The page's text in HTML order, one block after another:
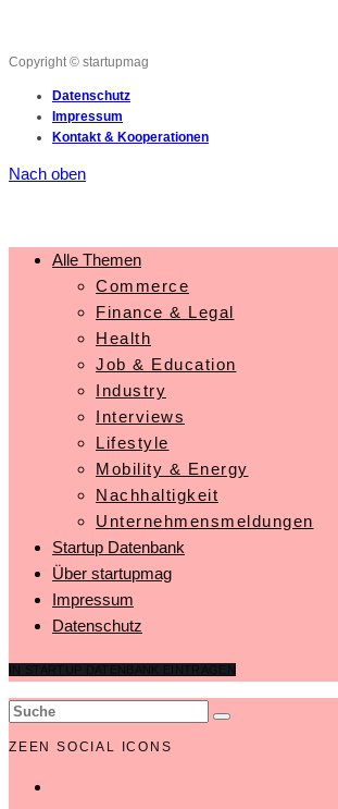
Copyright © startupmag
Datenschutz
Impressum
Kontakt & Kooperationen
Nach oben
Alle Themen
Commerce
Finance & Legal
Health
Job & Education
Industry
Interviews
Lifestyle
Mobility & Energy
Nachhaltigkeit
Unternehmensmeldungen
Startup Datenbank
Über startupmag
Impressum
Datenschutz
ZEEN SOCIAL ICONS